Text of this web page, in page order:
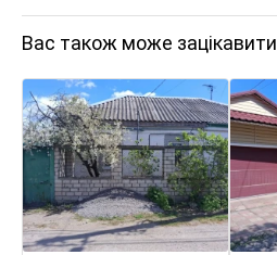
Вас також може зацікавити